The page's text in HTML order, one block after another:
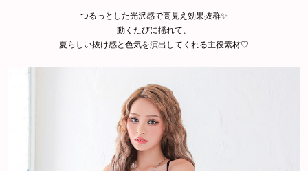
つるっとした光沢感で高見え効果抜群✨
動くたびに揺れて、
夏らしい抜け感と色気を演出してくれる主役素材♡